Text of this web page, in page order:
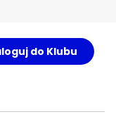
do Klubu